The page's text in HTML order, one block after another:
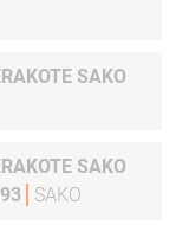
SAKO
SAKO
SAKO